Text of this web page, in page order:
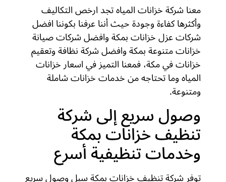
معنا شركة خزانات المياه تجد ارخص التكاليف
وأكثرها كفاءة وجودة حيث أننا عرفنا بكوننا افضل
شركات عزل خزانات بمكة وافضل شركات صيانة
خزانات متنوعة بمكة وافضل شركة نظافة وتعقيم
خزانات في مكة، فمعنا التميز في اسعار خزانات
المياه وما تحتاجه من خدمات خزانات شاملة
ومتنوعة.
وصول سريع إلى شركة
تنظيف خزانات بمكة
وخدمات تنظيفية أسرع
توفر شركة تنظيف خزانات بمكة سبل وصول سريع